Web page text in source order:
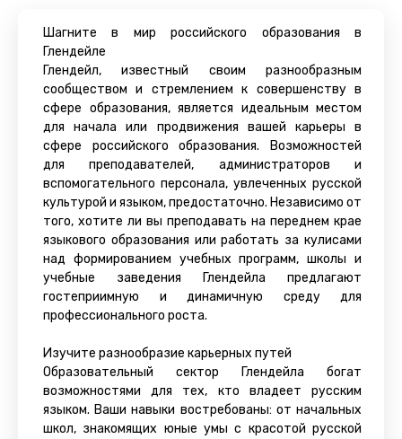
Шагните в мир российского образования в
Глендейле
Глендейл, известный своим разнообразным
сообществом и стремлением к совершенству в
сфере образования, является идеальным местом
для начала или продвижения вашей карьеры в
сфере российского образования. Возможностей
для преподавателей, администраторов и
вспомогательного персонала, увлеченных русской
культурой и языком, предостаточно. Независимо от
того, хотите ли вы преподавать на переднем крае
языкового образования или работать за кулисами
над формированием учебных программ, школы и
учебные заведения Глендейла предлагают
гостеприимную и динамичную среду для
профессионального роста.
Изучите разнообразие карьерных путей
Образовательный сектор Глендейла богат
возможностями для тех, кто владеет русским
языком. Ваши навыки востребованы: от начальных
школ, знакомящих юные умы с красотой русской